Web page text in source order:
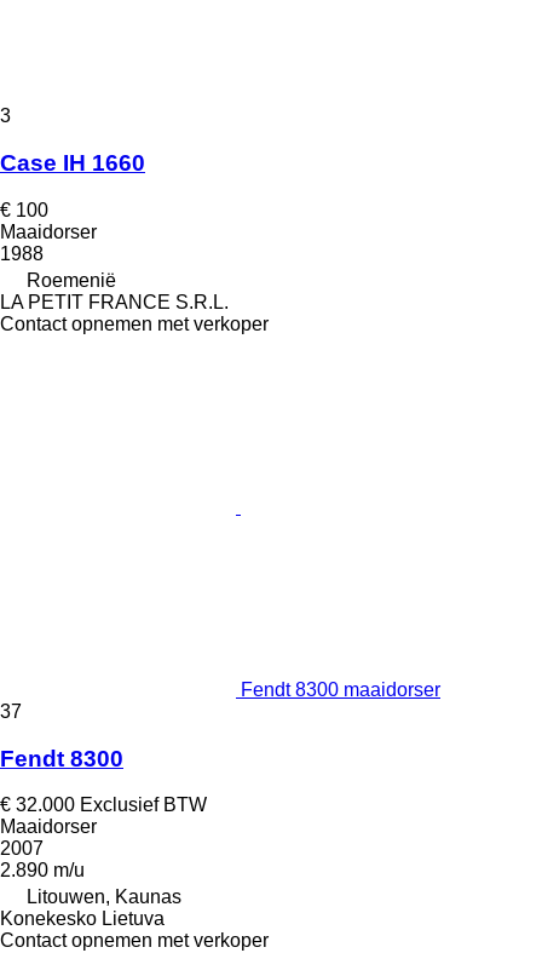
3
Case IH 1660
€ 100
Maaidorser
1988
Roemenië
LA PETIT FRANCE S.R.L.
Contact opnemen met verkoper
Fendt 8300 maaidorser
37
Fendt 8300
€ 32.000 Exclusief BTW
Maaidorser
2007
2.890 m/u
Litouwen, Kaunas
Konekesko Lietuva
Contact opnemen met verkoper